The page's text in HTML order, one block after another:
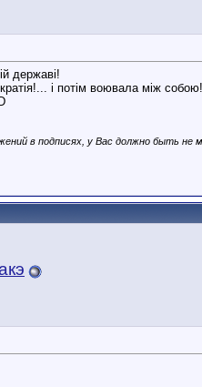
державі!
і потім воювала між
в подписях, у Вас должно быть не